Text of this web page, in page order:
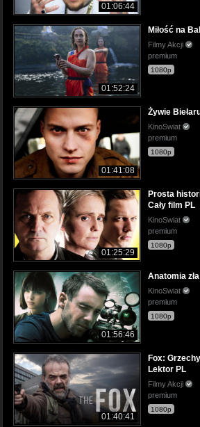
01:06:44
01:52:24
Miłość na
Filmy Akcji
premium
1080p
01:41:08
Żywie
KinoSwiat
premium
1080p
01:25:29
Prosta
Cały film PL
KinoSwiat
premium
1080p
01:56:46
Anatomia
KinoSwiat
premium
1080p
01:40:41
Fox:
Lektor PL
Filmy Akcji
premium
1080p